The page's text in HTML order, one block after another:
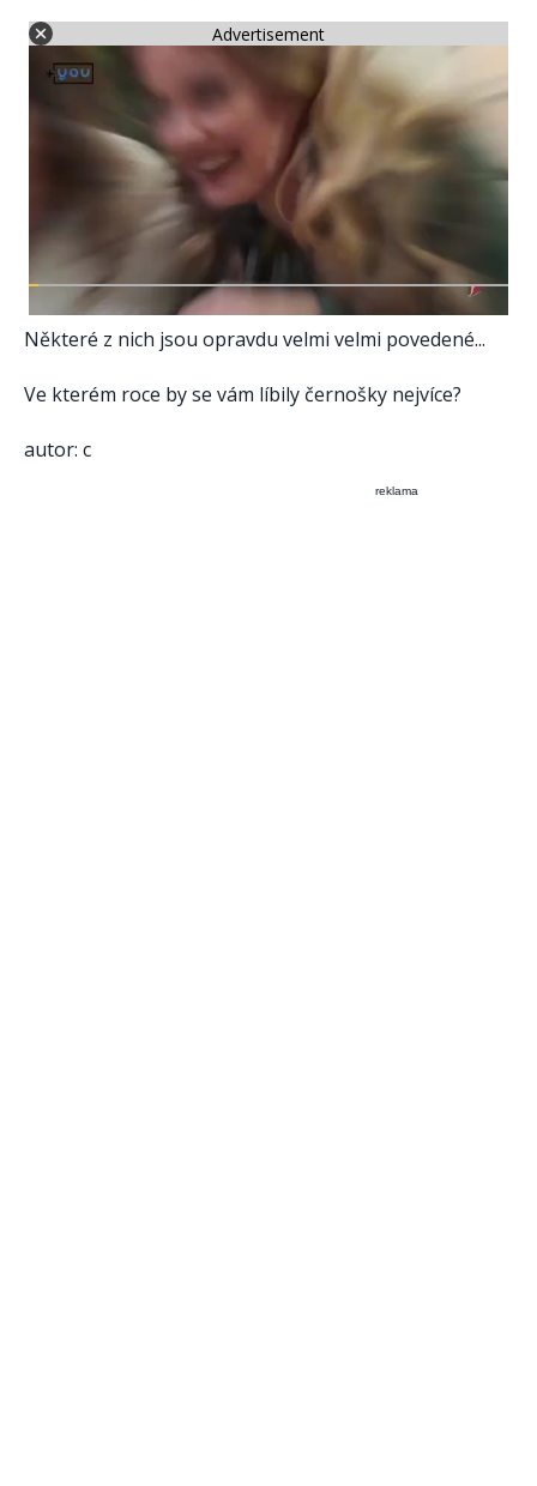
Advertisement
Některé z nich jsou opravdu velmi velmi povedené...
Ve kterém roce by se vám líbily černošky nejvíce?
autor: c
reklama